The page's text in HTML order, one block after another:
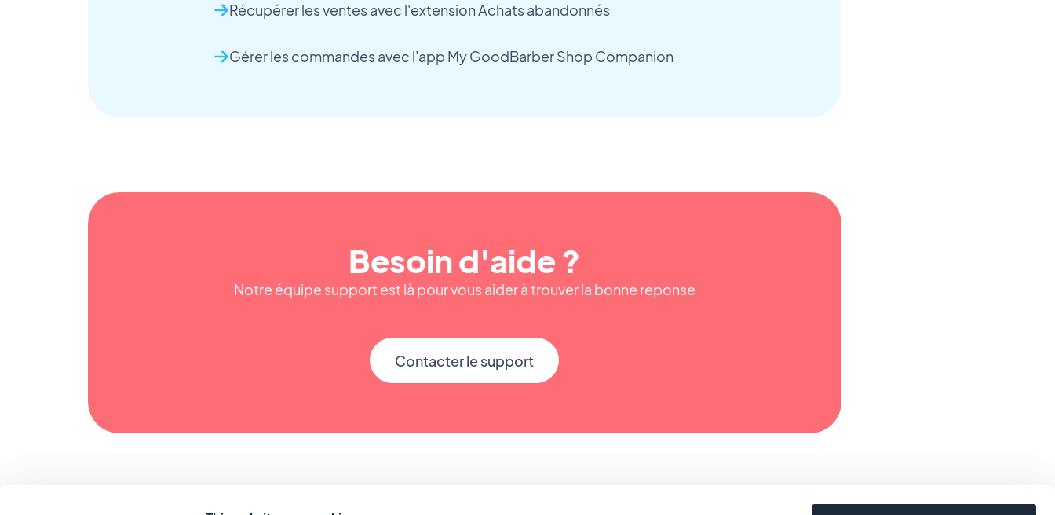
Récupérer les ventes avec l'extension Achats abandonnés
Gérer les commandes avec l'app My GoodBarber Shop Companion
Besoin d'aide ?
Notre équipe support est là pour vous aider à trouver la bonne reponse
Contacter le support